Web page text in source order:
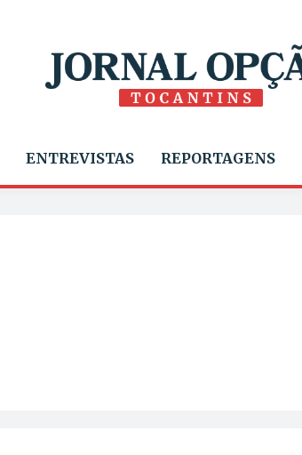
ENTREVISTAS REPORTAGENS